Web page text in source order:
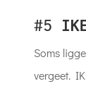
#5
Soms
vergeet.